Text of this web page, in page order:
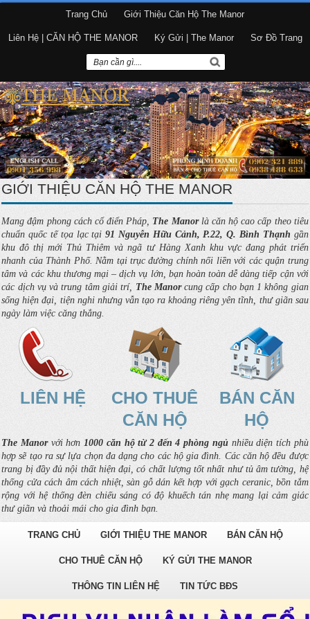
Trang Chủ Giới Thiệu Căn Hộ The Manor
Liên Hệ | CĂN HỘ THE MANOR Ký Gửi | The Manor Sơ Đồ Trang
GIỚI THIỆU CĂN HỘ THE MANOR
Mang đậm phong cách cổ điển Pháp, The Manorlà căn hộ cao cấp theo tiêu
chuẩn quốc tế tọa lạc tại91 Nguyễn Hữu Cảnh, P.22, Q. Bình Thạnh gần
khu đô thị mới Thủ Thiêm và ngã tư Hàng Xanh khu vực đang phát triển
nhanh của Thành Phố. Nằm tại trục đường chính nối liền với các quận trung
tâm và các khu thương mại – dịch vụ lớn, bạn hoàn toàn dễ dàng tiếp cận với
các dịch vụ và trung tâm giải trí, The Manorcung cấp cho bạn 1 không gian
sống hiện đại, tiện nghi nhưng vẫn tạo ra khoảng riêng yên tĩnh, thư giãn sau
ngày làm việc căng thẳng.
LIÊN HỆ
CHO THUÊ
CĂN HỘ
BÁN CĂN
HỘ
The Manorvới hơn1000 căn hộ từ 2 đến 4 phòng ngủnhiều diện tích phù
hợp sẽ tạo ra sự lựa chọn đa dạng cho các hộ gia đình. Các căn hộ đều được
trang bị đầy đủ nội thất hiện đại, có chất lượng tốt nhất như tủ âm tường, hệ
thống cửa cách âm cách nhiệt, sàn gỗ dán kết hợp với gạch ceranic, bồn tắm
rộng với hệ thống đèn chiếu sáng có độ khuếch tán nhẹ mang lại cảm giác
thư giãn và thoải mái cho gia đình bạn.
TRANG CHỦ GIỚI THIỆU THE MANOR BÁN CĂN HỘ
CHO THUÊ CĂN HỘ KÝ GỬI THE MANOR
THÔNG TIN LIÊN HỆ TIN TỨC BĐS